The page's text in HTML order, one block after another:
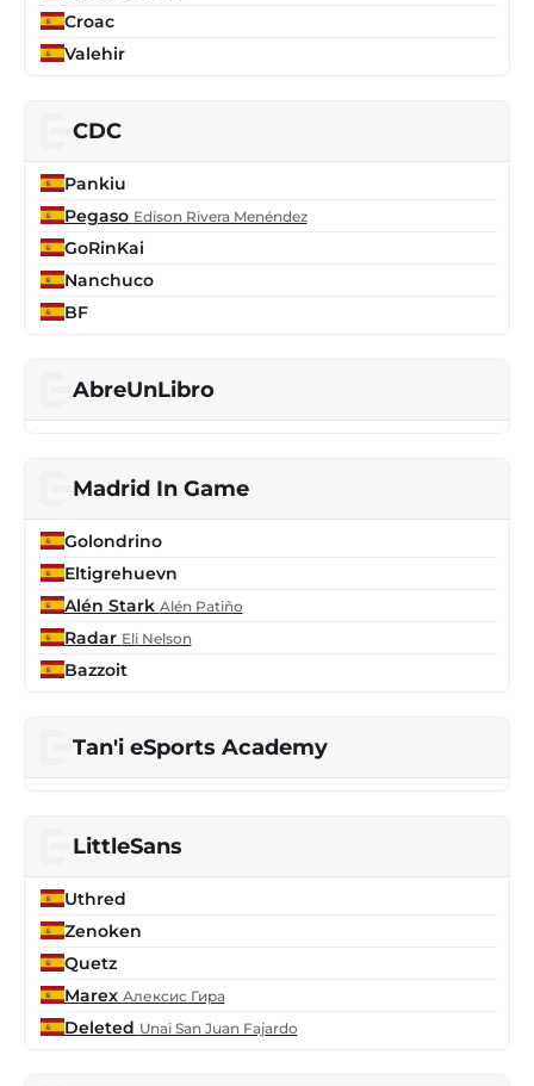
Croac
Valehir
CDC
Pankiu
Pegaso Edison Rivera Menéndez
GoRinKai
Nanchuco
BF
AbreUnLibro
Madrid In Game
Golondrino
Eltigrehuevn
Alén Stark Alén Patiño
Radar Eli Nelson
Bazzoit
Tan'i eSports Academy
LittleSans
Uthred
Zenoken
Quetz
Marex Алексис Гира
Deleted Unai San Juan Fajardo